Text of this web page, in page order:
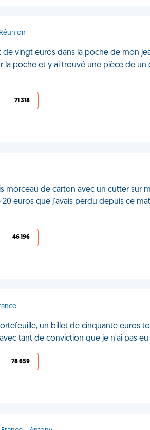
vingt euros dans la poche de mon
la poche et y ai trouvé une pièce de
71 318
morceau de carton avec un cutter sur
euros que j'avais perdu depuis ce
46 196
un billet de cinquante euros
tant de conviction que je n'ai pas
78 659